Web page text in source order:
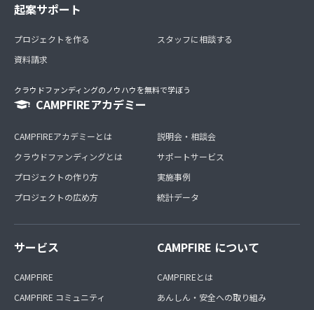
起案サポート
プロジェクトを作る
資料請求
スタッフに相談する
クラウドファンディングのノウハウを無料で学ぼう
CAMPFIREアカデミー
CAMPFIREアカデミーとは
クラウドファンディングとは
プロジェクトの作り方
プロジェクトの広め方
説明会・相談会
サポートサービス
実施事例
統計データ
サービス
CAMPFIRE
CAMPFIRE コミュニティ
CAMPFIRE について
CAMPFIREとは
あんしん・安全への取り組み